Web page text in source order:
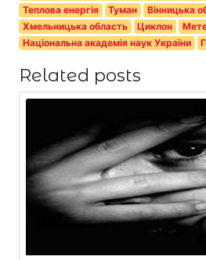
Теплова енергія
Туман
Вінницька
Хмельницька область
Циклон
Національна академія наук України
Related posts